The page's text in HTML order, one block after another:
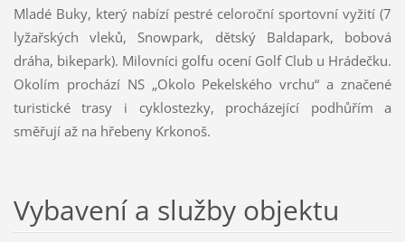
Mladé Buky, který nabízí pestré celoroční sportovní vyžití (7
lyžařských vleků, Snowpark, dětský Baldapark, bobová
dráha, bikepark). Milovníci golfu ocení Golf Club u Hrádečku.
Okolím prochází NS „Okolo Pekelského vrchu“ a značené
turistické trasy i cyklostezky, procházející podhůřím a
směřují až na hřebeny Krkonoš.
Vybavení a služby objektu